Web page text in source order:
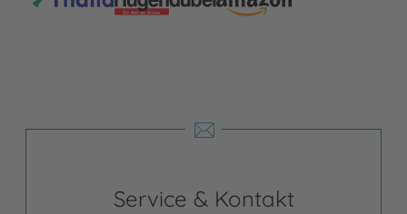
Service & Kontakt